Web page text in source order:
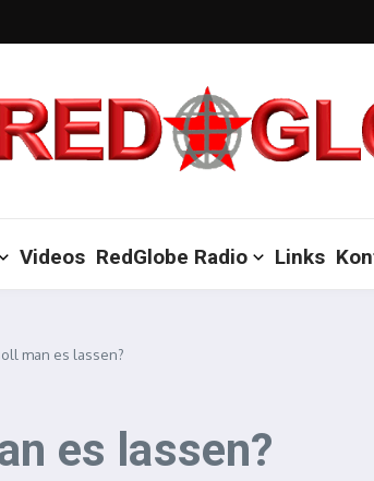
Videos RedGlobe Radio Links
man es lassen?
es lassen?